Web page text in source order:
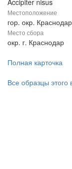
Accipiter nisus
Местоположение
гор. окр.
Место сбора
окр. г. Краснодар
Полная карточка
Все образцы этого